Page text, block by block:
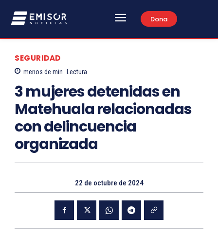
Dona
SEGURIDAD
menos de min. Lectura
3 mujeres detenidas en
Matehuala relacionadas
con delincuencia
organizada
22 de octubre de 2024